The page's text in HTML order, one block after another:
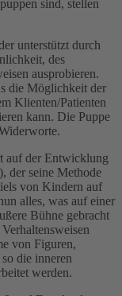
sind, stellen
unterstützt durch
des
ausprobieren.
die Möglichkeit der
Klienten/Patienten
kann. Die Puppe
auf der Entwicklung
der seine Methode
von Kindern auf
alles, was auf einer
Bühne gebracht
von Figuren,
die inneren
werden.